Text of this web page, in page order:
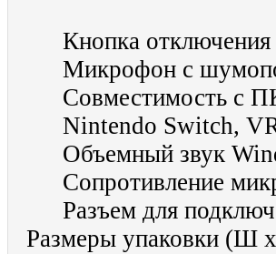
Кнопка
Микрофон с
Совместимость с
Nintendo Switch,
Объемный звук
Сопротивление
Разъем для
Размеры упаковки (Ш